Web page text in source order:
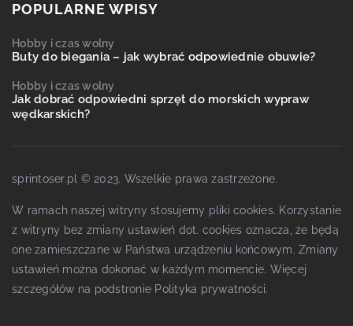
POPULARNE WPISY
Hobby i czas wolny
Buty do biegania – jak wybrać odpowiednie obuwie?
Hobby i czas wolny
Jak dobrać odpowiedni sprzęt do morskich wypraw
wędkarskich?
sprintoser.pl © 2023. Wszelkie prawa zastrzeżone.
W ramach naszej witryny stosujemy pliki cookies. Korzystanie
z witryny bez zmiany ustawień dot. cookies oznacza, że będą
one zamieszczane w Państwa urządzeniu końcowym. Zmiany
ustawień można dokonać w każdym momencie. Więcej
szczegółów na podstronie Polityka prywatności.